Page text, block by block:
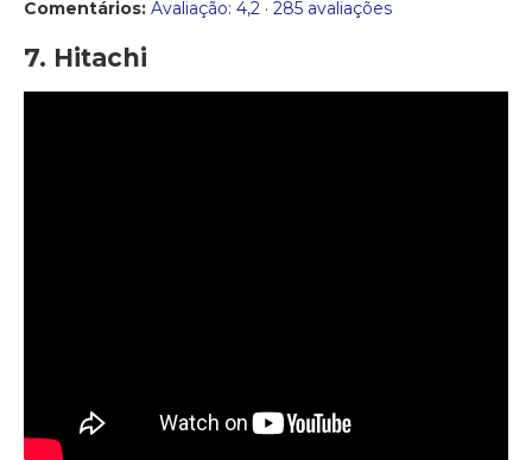
Comentários: Avaliação: 4,2 · ‎285 avaliações
7. Hitachi